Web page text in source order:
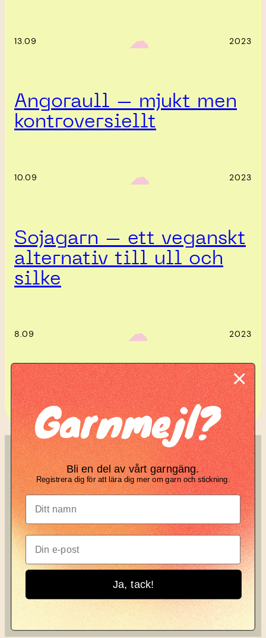
13.09 ‎ ‎‎ ☁︎‎‎ 2023
Angoraull – mjukt men
kontroversiellt
10.09 ‎ ‎‎ ☁︎‎‎ 2023
Sojagarn – ett veganskt
alternativ till ull och
silke
8.09 ‎ ‎‎ ☁︎‎‎ 2023
Komplett guide: Lär dig
tova din stickning
SÖK
Search
KNIT KNOT
Manifesto
Garnbrev
Garnmejl?
Bli en del av vårt garngäng.
Registrera dig för att lära dig mer om garn och stickning.
Ja, tack!